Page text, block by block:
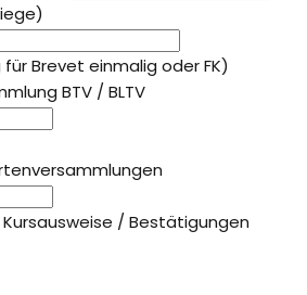
für Brevet einmalig oder FK)
BTV / BLTV
/ Bestätigungen